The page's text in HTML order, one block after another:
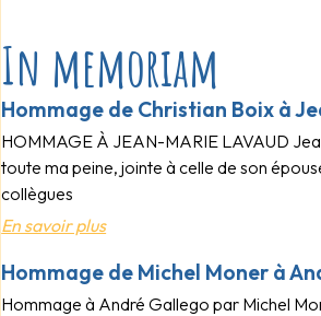
In memoriam
Hommage de Christian Boix à
HOMMAGE À JEAN-MARIE LAVAUD
toute ma peine, jointe à celle de son
collègues
En savoir plus
Hommage de Michel Moner à
Hommage à André Gallego par Michel